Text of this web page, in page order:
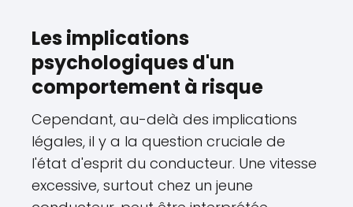
Les implications
psychologiques d'un
comportement à risque
Cependant, au-delà des implications
légales, il y a la question cruciale de
l'état d'esprit du conducteur. Une vitesse
excessive, surtout chez un jeune